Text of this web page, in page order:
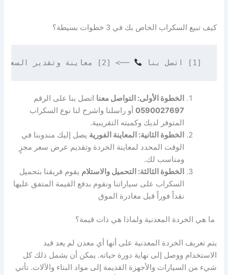
كيف تبيع السكراب الخاص بك في 3 خطوات بسيطة؟
[1] اتصل بنا ──> [2] معاينة وتقدير السعر
الخطوة الأولى: التواصل معنا اتصل بنا على الرقم
0590027697 أو راسلنا واشرح لنا نوع السكراب
المتوفر لديك وكميته التقريبية.
الخطوة الثانية: المعاينة الفورية يصل إليك مندوبنا في
الوقت المحدد لمعاينة الخردة وتقديم عرض سعر مجزٍ
ومناسب لك.
الخطوة الثالثة: التحميل والاستلام يقوم فريقنا بتحميل
السكراب على سياراتنا ونقوم بدفع القيمة المتفق عليها
نقداً فوراً قبل مغادرة الموق
ما هي الخردة المعدنية ولماذا هي ذات قيمة؟
يتم تعريف الخردة المعدنية على أنها أي معدن لم يعد قيد
الاستخدام ووصل إلى نهاية دورة حياته. يمكن أن يشمل ذلك كل
شيء من السيارات والأجهزة القديمة إلى مواد البناء والآلات. تأتي